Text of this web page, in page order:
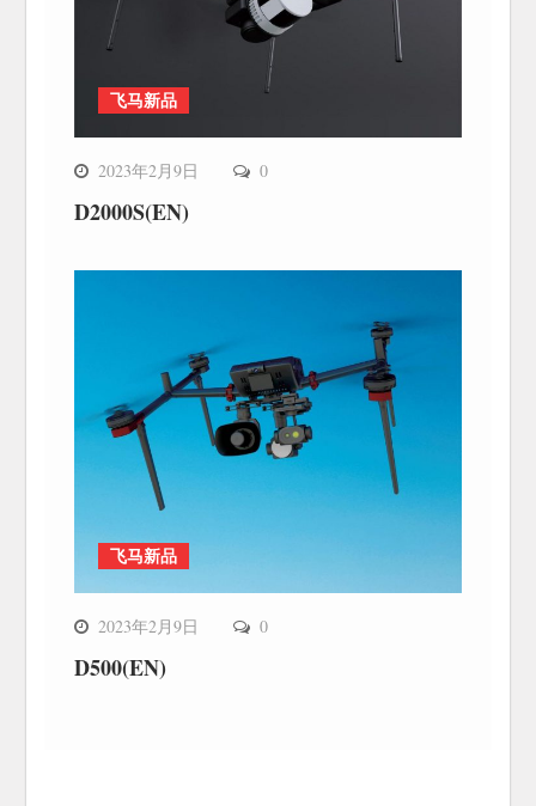
飞马新品
2023年2月9日 0
D2000S(EN)
飞马新品
2023年2月9日 0
D500(EN)